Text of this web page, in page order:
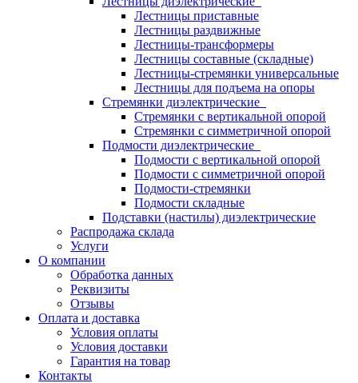
Лестницы приставные
Лестницы раздвижные
Лестницы-трансформеры
Лестницы составные (складные)
Лестницы-стремянки универсальные
Лестницы для подъема на опоры
Стремянки диэлектрические
Стремянки с вертикальной опорой
Стремянки с симметричной опорой
Подмости диэлектрические
Подмости с вертикальной опорой
Подмости с симметричной опорой
Подмости-стремянки
Подмости складные
Подставки (настилы) диэлектрические
Распродажа склада
Услуги
О компании
Обработка данных
Реквизиты
Отзывы
Оплата и доставка
Условия оплаты
Условия доставки
Гарантия на товар
Контакты